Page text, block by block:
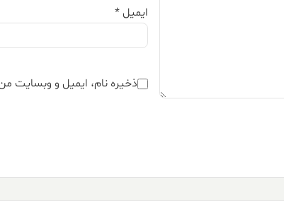
ایمیل *
ذخیره نام، ایمیل و وبسایت